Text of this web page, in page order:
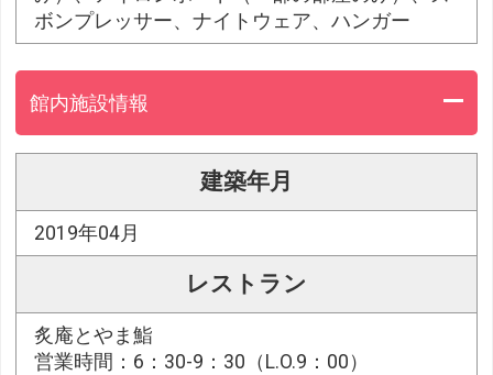
ボンプレッサー、ナイトウェア、ハンガー
館内施設情報
建築年月
2019年04月
レストラン
炙庵とやま鮨
営業時間：6：30-9：30（L.O.9：00）